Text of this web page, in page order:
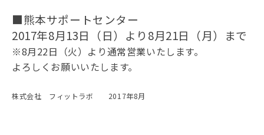
■熊本サポートセンター
2017年8月13日（日）より8月21日（月）まで
※8月22日（火）より通常営業いたします。
よろしくお願いいたします。
株式会社 フィットラボ 2017年8月